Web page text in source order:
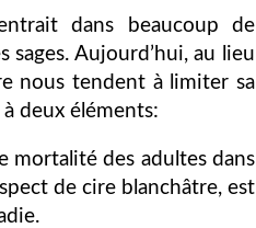
dans beaucoup de
Aujourd’hui, au lieu
nous tendent à limiter sa
deux éléments:
mortalité des adultes dans
de cire blanchâtre, est